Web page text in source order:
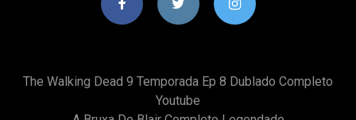
The Walking Dead 9 Temporada Ep 8 Dublado Completo
Youtube